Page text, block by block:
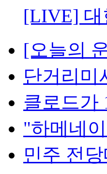
[LIVE] 대
[오늘의
단거리미
클로드가
"하메네
민주 전